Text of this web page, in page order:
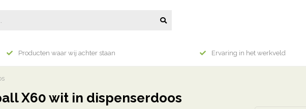
Producten waar wij achter staan Ervaring in het werkveld
X60 wit in dispenserdoos